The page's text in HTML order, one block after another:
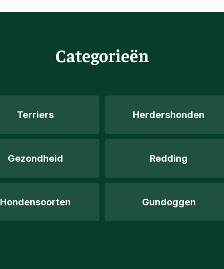
Categorieën
Terriers Herdershonden
Gezondheid Redding
Hondensoorten Gundoggen